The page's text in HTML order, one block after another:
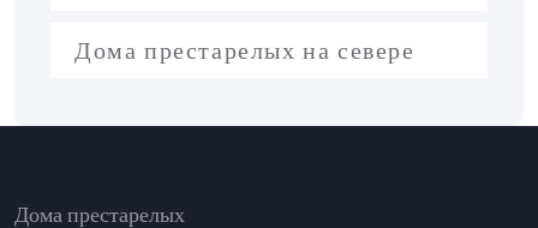
Дома престарелых на севере
Footer
Дома престарелых